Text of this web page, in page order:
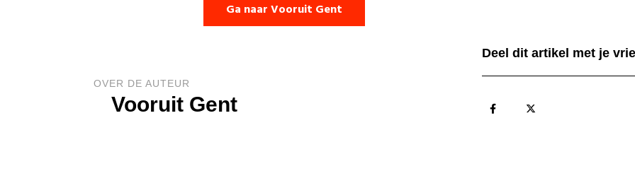
Ga naar Vooruit Gent
OVER DE AUTEUR
Vooruit Gent
Deel dit artikel met je